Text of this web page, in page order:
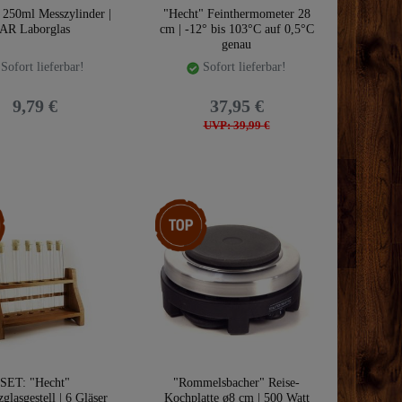
250ml Messzylinder |
AR Laborglas
Sofort lieferbar!
9,79 €
"Hecht" Feinthermometer 28
cm | -12° bis 103°C auf 0,5°C
genau
Sofort lieferbar!
UVP: 39,99 €
37,95 €
SET: "Hecht"
| 6 Gläser
Top-Artikel
"Rommelsbacher" Reise-
Kochplatte ø8 cm | 500 Watt